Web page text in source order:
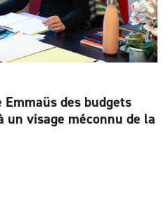
des budgets
un visage méconnu de la